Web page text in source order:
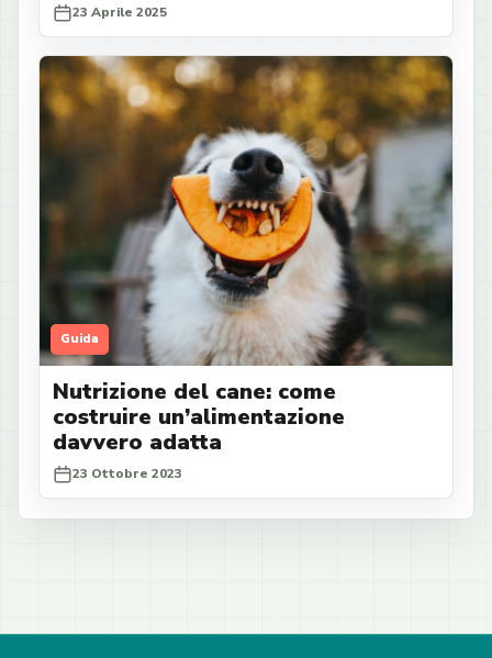
23 Aprile 2025
Guida
Nutrizione del cane: come
costruire un’alimentazione
davvero adatta
23 Ottobre 2023